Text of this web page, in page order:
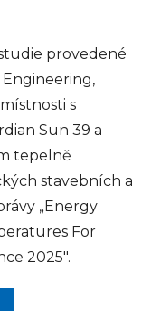
provedené
Engineering,
s
Sun 39 a
tepelně
stavebních a
„Energy
For
2025".